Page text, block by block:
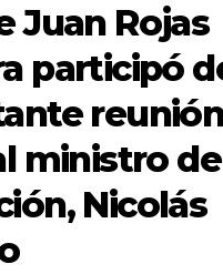
Juan Rojas
participó
ministro de
Nicolás